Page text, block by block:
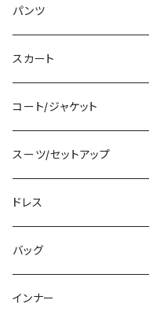
タンクトップ/キャミソール
シャツ/ブラウス
ベアトップ/チューブトップ
カーディガン/ボレロ
ニット/セーター
パーカー
スウェット/トレーナー
ミニ/ショート
ミディアム/ミモレ
ロング/マキシ
袖付き
ノースリーブ
その他
チュニック
パンツ
ショート丈
クロップド丈
ロング丈
デニム
レギンス
その他
スカート
ミニ/ショート
ミディアム/ミモレ
ロング
その他
コート/ジャケット
コート
ジャケット
その他
スーツ/セットアップ
パンツスーツ
スカートスーツ
その他
ドレス
ミニ/ショート
ミディアム/ミモレ
バッグ
サブバッグ
インナー